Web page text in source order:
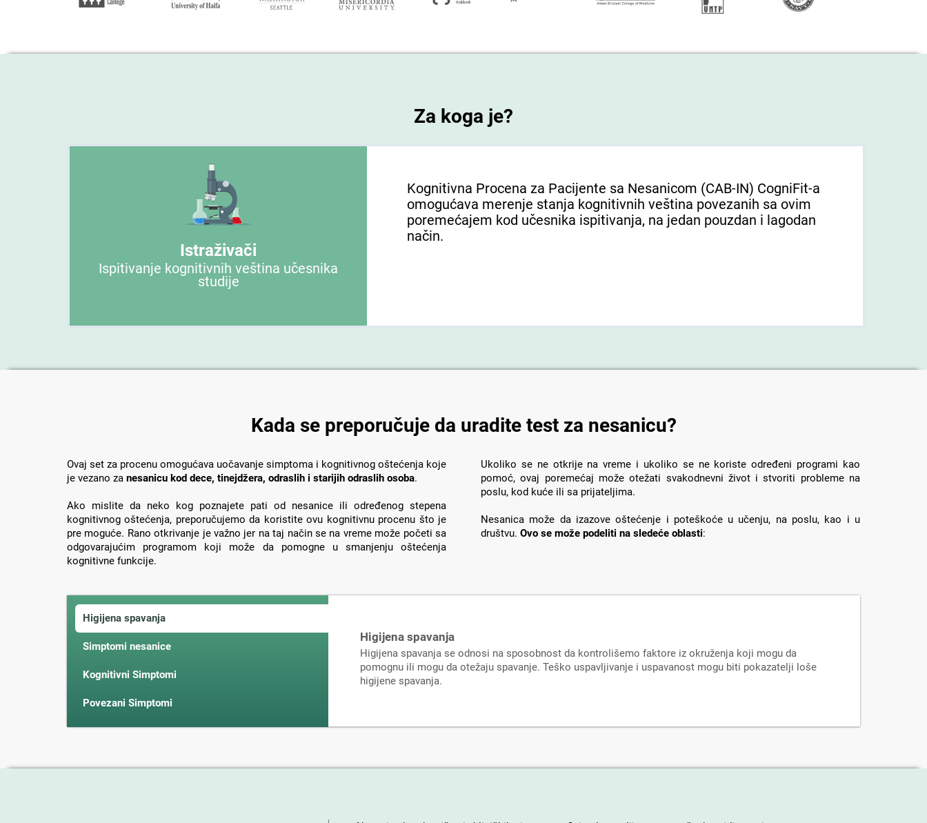
Za koga je?
Istraživači
Ispitivanje kognitivnih veština učesnika
studije
Kognitivna Procena za Pacijente sa Nesanicom (CAB-IN) CogniFit-a
omogućava merenje stanja kognitivnih veština povezanih sa ovim
poremećajem kod učesnika ispitivanja, na jedan pouzdan i lagodan
način.
Kada se preporučuje da uradite test za nesanicu?
Ovaj set za procenu omogućava uočavanje simptoma i kognitivnog oštećenja koje
je vezano za nesanicu kod dece, tinejdžera, odraslih i starijih odraslih osoba.
Ako mislite da neko kog poznajete pati od nesanice ili određenog stepena
kognitivnog oštećenja, preporučujemo da koristite ovu kognitivnu procenu što je
pre moguće. Rano otkrivanje je važno jer na taj način se na vreme može početi sa
odgovarajućim programom koji može da pomogne u smanjenju oštećenja
kognitivne funkcije.
Ukoliko se ne otkrije na vreme i ukoliko se ne koriste određeni programi kao
pomoć, ovaj poremećaj može otežati svakodnevni život i stvoriti probleme na
poslu, kod kuće ili sa prijateljima.
Nesanica može da izazove oštećenje i poteškoće u učenju, na poslu, kao i u
društvu. Ovo se može podeliti na sledeće oblasti:
Higijena spavanja
Simptomi nesanice
Kognitivni Simptomi
Povezani Simptomi
Higijena spavanja
Higijena spavanja se odnosi na sposobnost da kontrolišemo faktore iz okruženja koji mogu da
pomognu ili mogu da otežaju spavanje. Teško uspavljivanje i uspavanost mogu biti pokazatelji loše
higijene spavanja.